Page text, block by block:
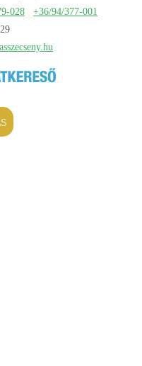
028
+36/94/377-001